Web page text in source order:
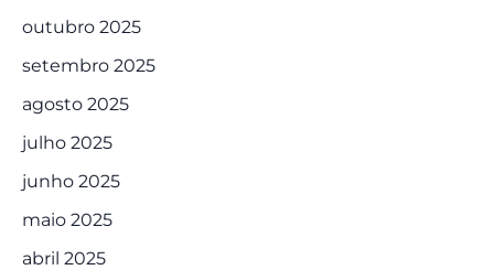
outubro 2025
setembro 2025
agosto 2025
julho 2025
junho 2025
maio 2025
abril 2025